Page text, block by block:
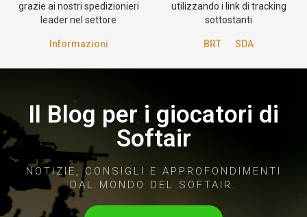
grazie ai nostri spedizionieri
leader nel settore
Informazioni
utilizzando i link di tracking
sottostanti
BRT SDA
Il Blog per i giocatori di
Softair
NOTIZIE, CONSIGLI E APPROFONDIMENTI
DAL MONDO DEL SOFTAIR.